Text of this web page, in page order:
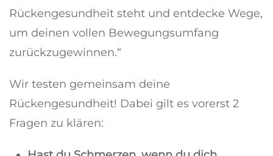
Rückengesundheit steht und entdecke Wege,
um deinen vollen Bewegungsumfang
zurückzugewinnen.“
Wir testen gemeinsam deine
Rückengesundheit! Dabei gilt es vorerst 2
Fragen zu klären: